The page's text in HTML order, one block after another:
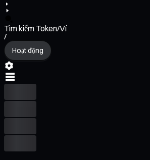
Tìm kiếm Token/Ví
/
Hoạt động